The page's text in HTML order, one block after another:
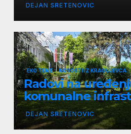
DEJAN SRETENOVIC
EKO TEME NOVOSTI IZ KRAGUJEVCA
Radovi na
komunalne
DEJAN SRETENOVIC